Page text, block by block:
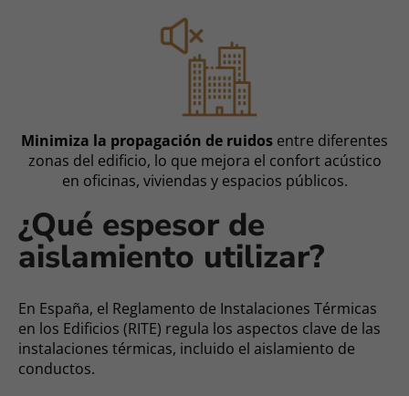
Minimiza la propagación de ruidos entre diferentes
zonas del edificio, lo que mejora el confort acústico
en oficinas, viviendas y espacios públicos.
¿Qué espesor de
aislamiento utilizar?
En España, el Reglamento de Instalaciones Térmicas
en los Edificios (RITE) regula los aspectos clave de las
instalaciones térmicas, incluido el aislamiento de
conductos.